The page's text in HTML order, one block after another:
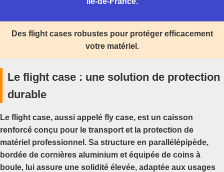
Des flight cases robustes pour protéger efficacement
votre matériel.
Le flight case : une solution de protection
durable
Le flight case, aussi appelé fly case, est un caisson
renforcé conçu pour le transport et la protection de
matériel professionnel. Sa structure en parallélépipède,
bordée de cornières aluminium et équipée de coins à
boule, lui assure une solidité élevée, adaptée aux usages